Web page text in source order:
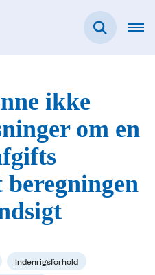
ikke
om en
beregningen
Indenrigsforhold